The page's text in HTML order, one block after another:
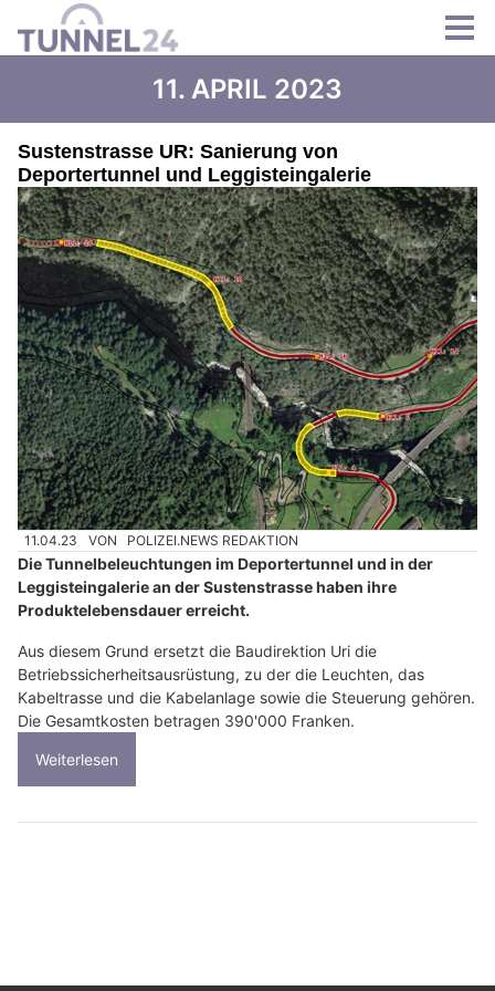
11. APRIL 2023
Sustenstrasse UR: Sanierung von
Deportertunnel und Leggisteingalerie
11.04.23 VON POLIZEI.NEWS REDAKTION
Die Tunnelbeleuchtungen im Deportertunnel und in der
Leggisteingalerie an der Sustenstrasse haben ihre
Produktelebensdauer erreicht.
Aus diesem Grund ersetzt die Baudirektion Uri die
Betriebssicherheitsausrüstung, zu der die Leuchten, das
Kabeltrasse und die Kabelanlage sowie die Steuerung gehören.
Die Gesamtkosten betragen 390'000 Franken.
Weiterlesen